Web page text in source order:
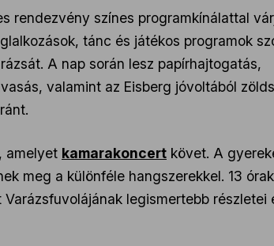
rendezvény színes programkínálattal
tánc és játékos programok
A nap során lesz papírhajtogatás,
valamint az Eisberg jóvoltából
amelyet kamarakoncert követ. A
meg a különféle hangszerekkel. 13
Varázsfuvolájának legismertebb részletei